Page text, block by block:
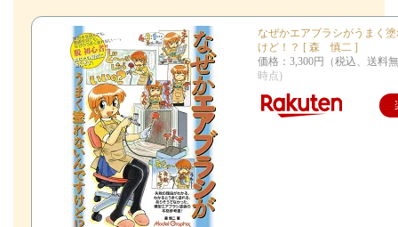
なぜかエアブラシがうまく
けど！？ [ 森 慎二 ]
価格：3,300円（税込、送料
時点)